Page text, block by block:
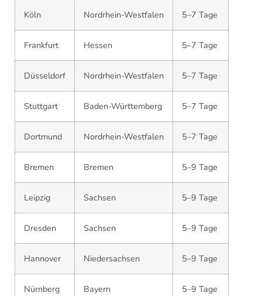
Köln Nordrhein-Westfalen 5–7 Tage
Frankfurt Hessen 5–7 Tage
Düsseldorf Nordrhein-Westfalen 5–7 Tage
Stuttgart Baden-Württemberg 5–7 Tage
Dortmund Nordrhein-Westfalen 5–7 Tage
Bremen Bremen 5–9 Tage
Leipzig Sachsen 5–9 Tage
Dresden Sachsen 5–9 Tage
Hannover Niedersachsen 5–9 Tage
Nürnberg Bayern 5–9 Tage